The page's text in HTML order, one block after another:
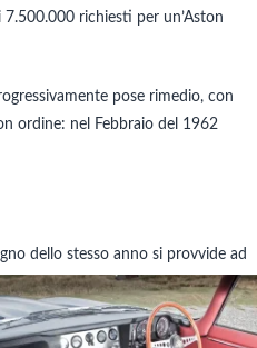
richiesti per un’Aston
pose rimedio, con
ordine: nel Febbraio del 1962
dello stesso anno si provvide ad